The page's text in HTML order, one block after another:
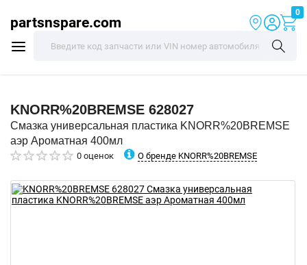
partsnspare.com
0
KNORR%20BREMSE 628027
Смазка универсальная пластика KNORR%20BREMSE
аэр Ароматная 400мл
0 оценок О бренде KNORR%20BREMSE